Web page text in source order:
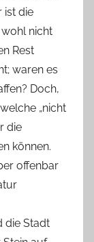
ist die
nicht
Rest
waren es
Doch,
„nicht
die
können.
offenbar
die Stadt